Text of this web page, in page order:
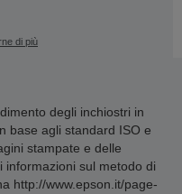
di più
degli inchiostri in
base agli standard ISO e
stampate e delle
informazioni sul metodo di
http://www.epson.it/page-